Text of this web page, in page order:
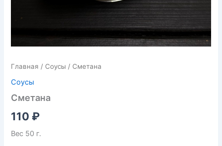
Главная / Соусы / Сметана
Соусы
Сметана
110 ₽
Вес 50 г.